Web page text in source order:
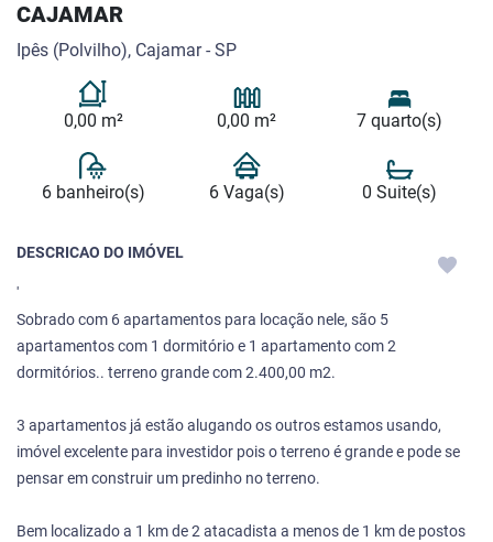
CAJAMAR
Ipês (Polvilho), Cajamar - SP
0,00 m² 0,00 m² 7 quarto(s)
6 banheiro(s) 6 Vaga(s) 0 Suite(s)
DESCRICAO DO IMÓVEL
'
Sobrado com 6 apartamentos para locação nele, são 5
apartamentos com 1 dormitório e 1 apartamento com 2
dormitórios.. terreno grande com 2.400,00 m2.
3 apartamentos já estão alugando os outros estamos usando,
imóvel excelente para investidor pois o terreno é grande e pode se
pensar em construir um predinho no terreno.
Bem localizado a 1 km de 2 atacadista a menos de 1 km de postos